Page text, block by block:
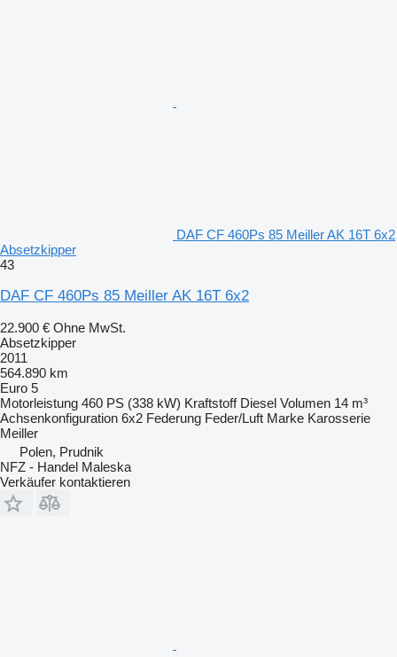
DAF CF 460Ps 85 Meiller AK 16T 6x2
Absetzkipper
43
DAF CF 460Ps 85 Meiller AK 16T 6x2
22.900 € Ohne MwSt.
Absetzkipper
2011
564.890 km
Euro 5
Motorleistung 460 PS (338 kW) Kraftstoff Diesel Volumen 14 m³
Achsenkonfiguration 6x2 Federung Feder/Luft Marke Karosserie
Meiller
Polen, Prudnik
NFZ - Handel Maleska
Verkäufer kontaktieren